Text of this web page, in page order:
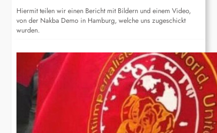
Hiermit teilen wir einen Bericht mit Bildern und einem Video,
von der Nakba Demo in Hamburg, welche uns zugeschickt
wurden.